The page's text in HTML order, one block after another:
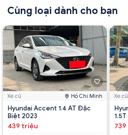
Cùng loại dành cho bạn
Xe cũ Hồ Chí Minh
Hyundai Accent 1.4 AT Đặc
Biệt 2023
439 triệu
Xe cũ